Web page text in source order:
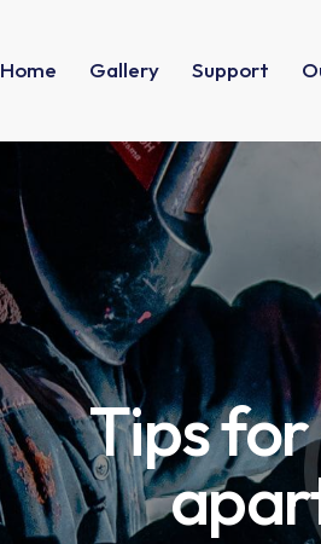
Home Gallery Support
Tips